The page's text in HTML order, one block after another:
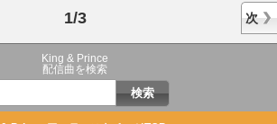
1/3 次
King & Prince
配信曲を検索